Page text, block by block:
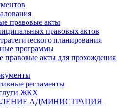
правовые акты
правовых актов
планирования
программы
правовые акты для прохождения
регламенты
ЖКХ
АДМИНИСТРАЦИЯ